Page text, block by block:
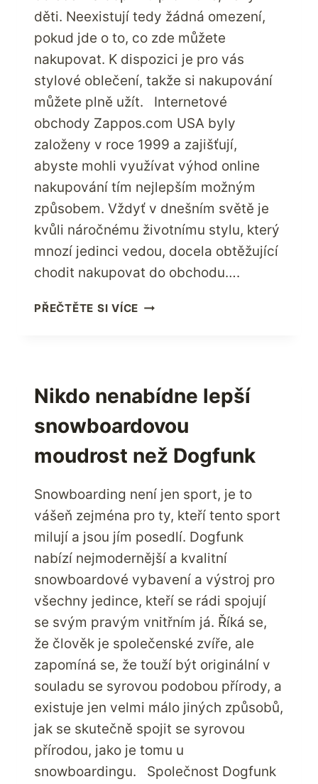
děti. Neexistují tedy žádná omezení,
pokud jde o to, co zde můžete
nakupovat. K dispozici je pro vás
stylové oblečení, takže si nakupování
můžete plně užít. Internetové
obchody Zappos.com USA byly
založeny v roce 1999 a zajišťují,
abyste mohli využívat výhod online
nakupování tím nejlepším možným
způsobem. Vždyť v dnešním světě je
kvůli náročnému životnímu stylu, který
mnozí jedinci vedou, docela obtěžující
chodit nakupovat do obchodu….
PŘEČTĚTE SI VÍCE NAKUPUJTE
Nikdo nenabídne lepší
snowboardovou
moudrost než Dogfunk
Snowboarding není jen sport, je to
vášeň zejména pro ty, kteří tento sport
milují a jsou jím posedlí. Dogfunk
nabízí nejmodernější a kvalitní
snowboardové vybavení a výstroj pro
všechny jedince, kteří se rádi spojují
se svým pravým vnitřním já. Říká se,
že člověk je společenské zvíře, ale
zapomíná se, že touží být originální v
souladu se syrovou podobou přírody, a
existuje jen velmi málo jiných způsobů,
jak se skutečně spojit se syrovou
přírodou, jako je tomu u
snowboardingu. Společnost Dogfunk